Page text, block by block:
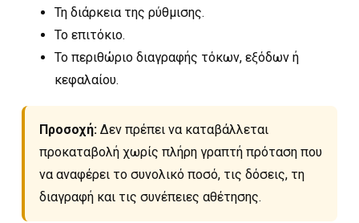
Τη διάρκεια της ρύθμισης.
Το επιτόκιο.
Το περιθώριο διαγραφής τόκων, εξόδων ή
κεφαλαίου.
Προσοχή: Δεν πρέπει να καταβάλλεται
προκαταβολή χωρίς πλήρη γραπτή πρόταση που
να αναφέρει το συνολικό ποσό, τις δόσεις, τη
διαγραφή και τις συνέπειες αθέτησης.